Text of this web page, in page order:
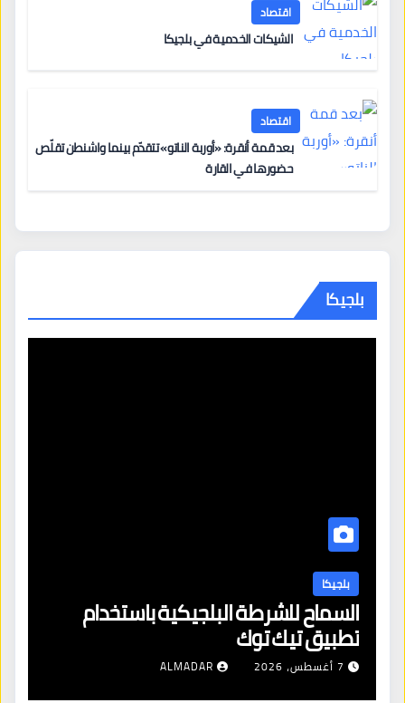
اقتصاد
الشيكات الخدمية في بلجيكا
اقتصاد
بعد قمة أنقرة: «أوربة الناتو» تتقدّم بينما واشنطن تقلّص
حضورها في القارة
بلجيكا
بلجيكا
السماح للشرطة البلجيكية باستخدام
تطبيق تيك توك
7 أغسطس، 2026 ALMADAR